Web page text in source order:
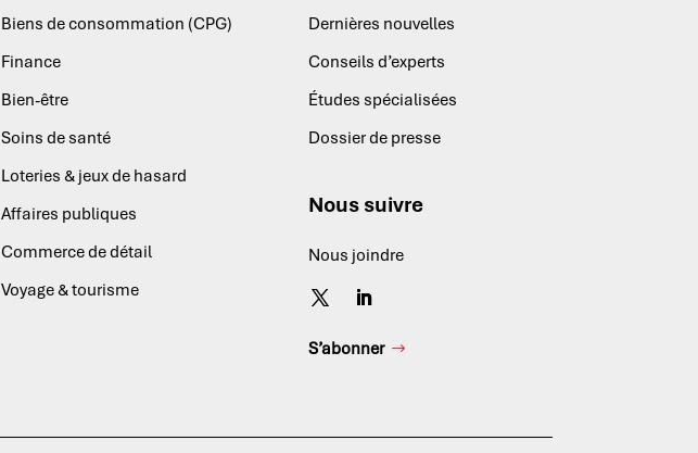
Biens de consommation (CPG)
Finance
Bien-être
Soins de santé
Loteries & jeux de hasard
Affaires publiques
Commerce de détail
Voyage & tourisme
Dernières nouvelles
Conseils d’experts
Études spécialisées
Dossier de presse
Nous suivre
Nous joindre
S’abonner